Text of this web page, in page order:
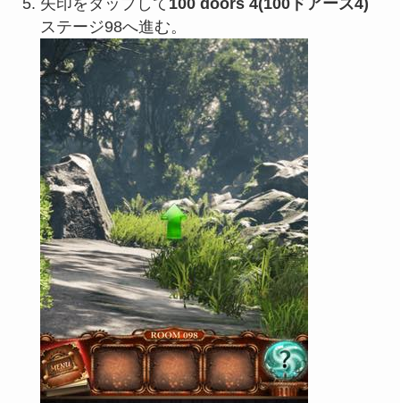
矢印をタップして100 doors 4(100ドアーズ4)
ステージ98へ進む。